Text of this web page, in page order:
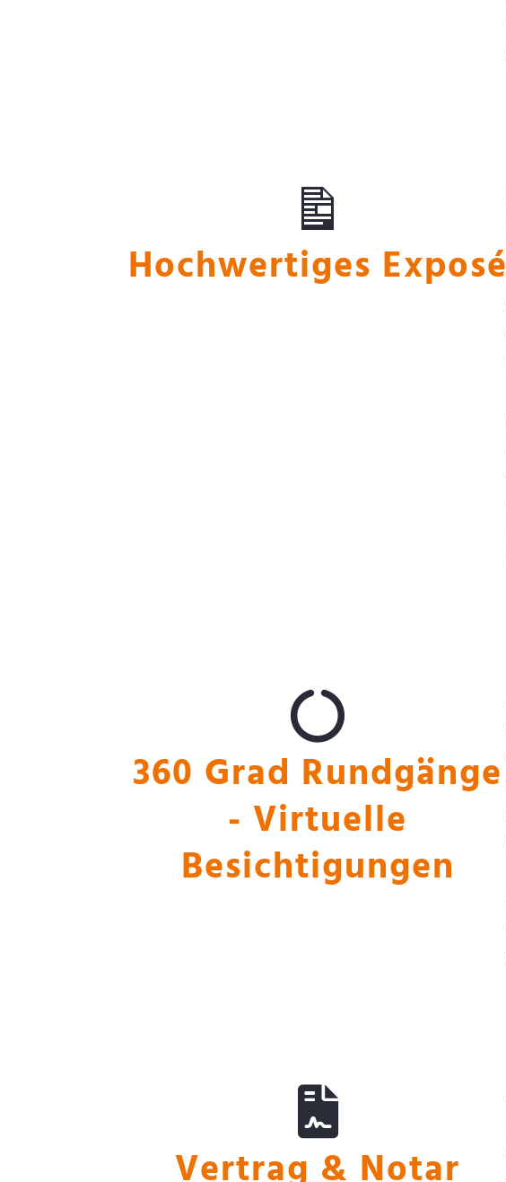
Marktwertermittlung
Hochwertiges Exposé
Vermarktung
360 Grad Rundgänge
- Virtuelle
Besichtigungen
Vertrag & Notar